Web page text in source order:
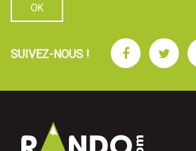
SUIVEZ-NOUS ! Facebook